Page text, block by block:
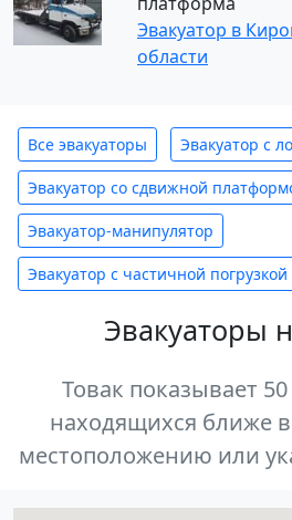
Эвакуатор в
области
Все эвакуаторы Эвакуатор с
Эвакуатор со сдвижной
Эвакуатор-манипулятор
Эвакуатор с частичной погрузкой
Эвакуаторы
Товак показывает
находящихся ближе
местоположению или